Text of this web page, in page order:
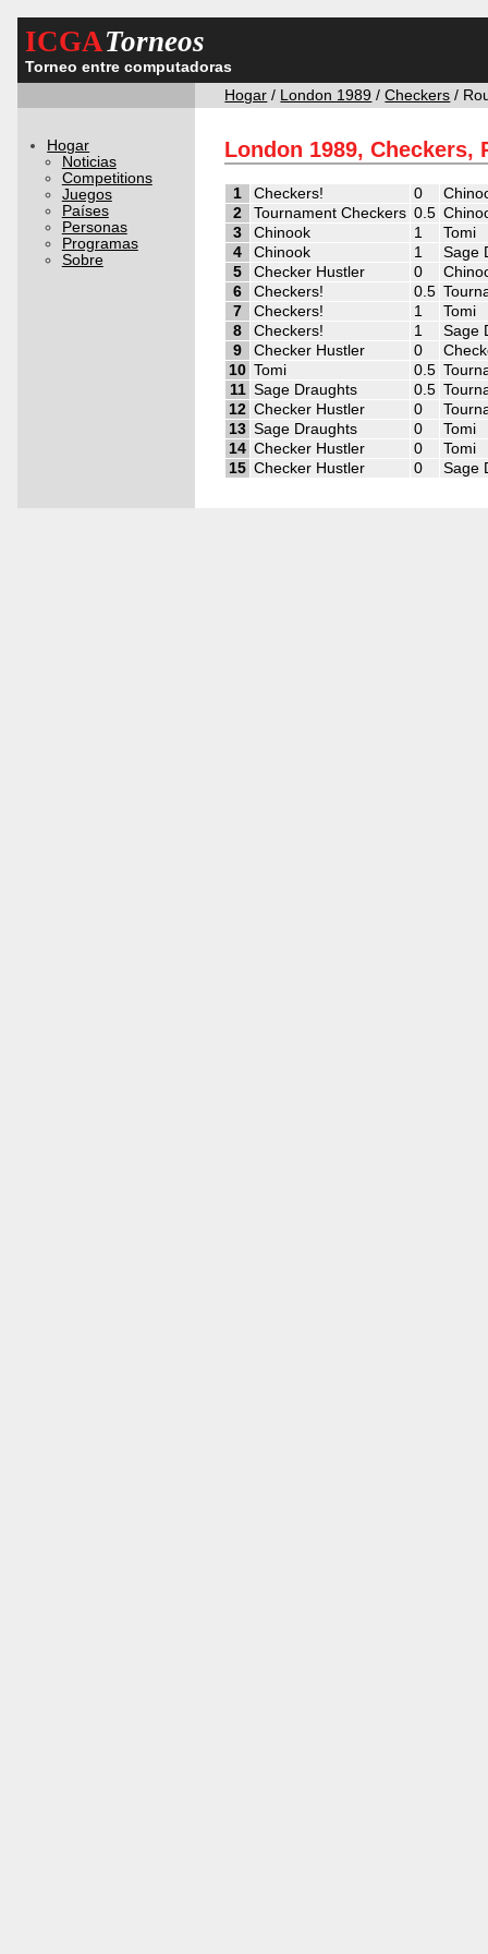
ICGATorneos
Torneo entre computadoras
Hogar / London 1989 /Checkers /
Hogar
Noticias
Competitions
Juegos
Países
Personas
Programas
Sobre
London 1989, Checkers,
1 Checkers! 0
2
Tournament Checkers 0.5
3
Chinook 1
Tomi
4
Chinook 1
Sage
5
Checker Hustler 0
6
Checkers! 0.5
7
Checkers! 1
Tomi
8
Checkers! 1
Sage
9
Checker Hustler 0
10 Tomi 0.5
11 Sage Draughts 0.5
12 Checker Hustler 0
13 Sage Draughts 0
Tomi
14 Checker Hustler 0
Tomi
15 Checker Hustler 0 Sage